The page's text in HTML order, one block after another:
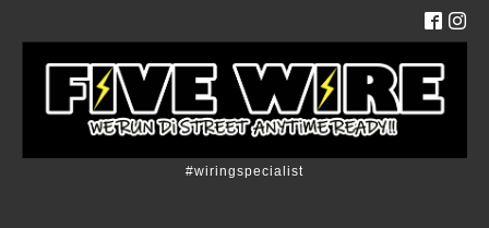
#wiringspecialist